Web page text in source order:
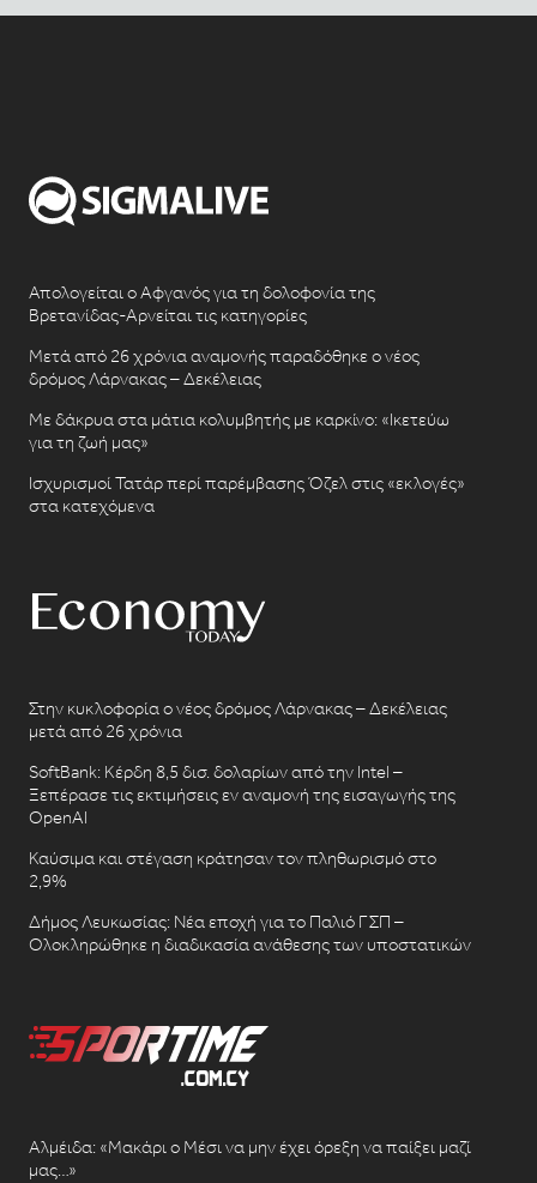
Απολογείται ο Αφγανός για τη δολοφονία της
Βρετανίδας-Αρνείται τις κατηγορίες
Μετά από 26 χρόνια αναμονής παραδόθηκε ο νέος
δρόμος Λάρνακας – Δεκέλειας
Με δάκρυα στα μάτια κολυμβητής με καρκίνο: «Ικετεύω
για τη ζωή μας»
Ισχυρισμοί Τατάρ περί παρέμβασης Όζελ στις «εκλογές»
στα κατεχόμενα
Στην κυκλοφορία ο νέος δρόμος Λάρνακας – Δεκέλειας
μετά από 26 χρόνια
SoftBank: Κέρδη 8,5 δισ. δολαρίων από την Intel –
Ξεπέρασε τις εκτιμήσεις εν αναμονή της εισαγωγής της
OpenAI
Καύσιμα και στέγαση κράτησαν τον πληθωρισμό στο
2,9%
Δήμος Λευκωσίας: Νέα εποχή για το Παλιό ΓΣΠ –
Ολοκληρώθηκε η διαδικασία ανάθεσης των υποστατικών
Αλμέιδα: «Μακάρι ο Μέσι να μην έχει όρεξη να παίξει μαζί
μας…»